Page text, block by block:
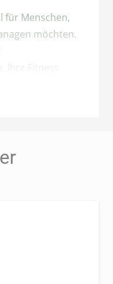
für Menschen,
möchten.
möchten
auf
und
für klare